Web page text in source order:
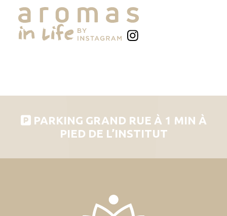
PARKING GRAND RUE À 1 MIN À
PIED DE L’INSTITUT